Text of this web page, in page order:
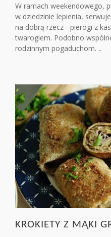
W ramach weekendowego,
w dziedzinie lepienia,
na dobrą rzecz - pierogi z
twarogiem. Podobno
rodzinnym pogaduchom. ..
KROKIETY Z MĄKI